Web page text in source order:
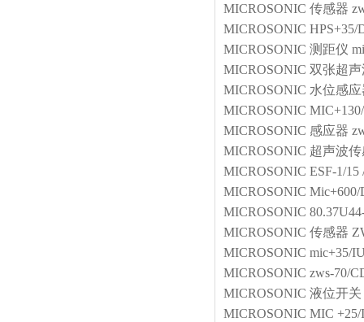
MICROSONIC 传感器
MICROSONIC HPS+35/
MICROSONIC 测距仪
MICROSONIC 双张超
MICROSONIC 水位感应
MICROSONIC
MICROSONIC 感应器
MICROSONIC 超声波
MICROSONIC ESF-1/15
MICROSONIC Mic+600/
MICROSONIC
MICROSONIC 传感器
MICROSONIC mic+35/
MICROSONIC zws-70/
MICROSONIC 液位开关
MICROSONIC MIC